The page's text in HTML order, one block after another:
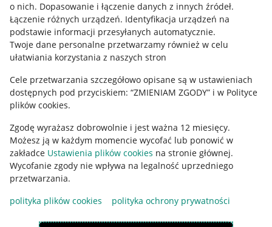
o nich. Dopasowanie i łączenie danych z innych źródeł.
Łączenie różnych urządzeń. Identyfikacja urządzeń na
podstawie informacji przesyłanych automatycznie.
Twoje dane personalne przetwarzamy również w celu
ułatwiania korzystania z naszych stron
Cele przetwarzania szczegółowo opisane są w ustawieniach
dostępnych pod przyciskiem: “ZMIENIAM ZGODY” i w Polityce
plików cookies.
Zgodę wyrażasz dobrowolnie i jest ważna 12 miesięcy.
Możesz ją w każdym momencie wycofać lub ponowić w
zakładce Ustawienia plików cookies na stronie głównej.
Wycofanie zgody nie wpływa na legalność uprzedniego
przetwarzania.
polityka plików cookies
polityka ochrony prywatności
Regulamin
Polityka plików "cookies"
Ustawienia plików "cookies"
Udostępnianie lokalizacji
Informacje dla Aktu o Usługach Cyfrowych
Pobierz aplikację